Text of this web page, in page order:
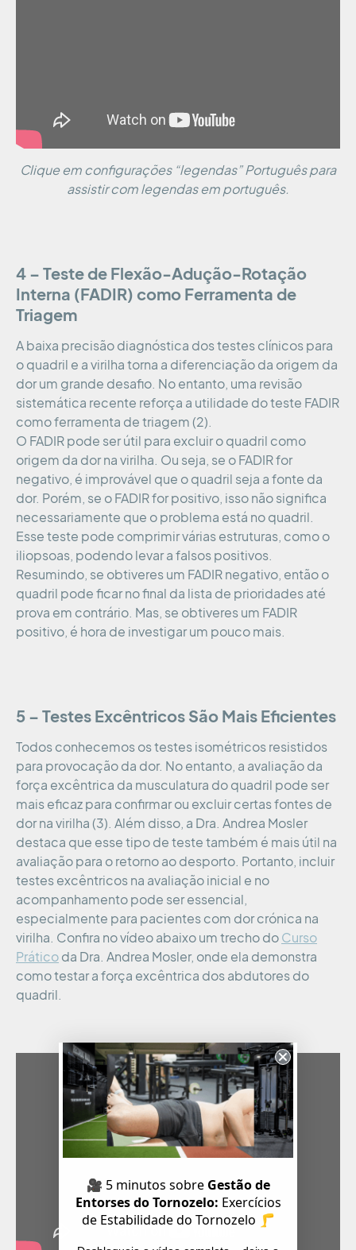
Clique em configurações “legendas” Português para
assistir com legendas em português.
4 – Teste de Flexão-Adução-Rotação
Interna (FADIR) como Ferramenta de
Triagem
A baixa precisão diagnóstica dos testes clínicos para
o quadril e a virilha torna a diferenciação da origem da
dor um grande desafio. No entanto, uma revisão
sistemática recente reforça a utilidade do teste FADIR
como ferramenta de triagem (2).
O FADIR pode ser útil para excluir o quadril como
origem da dor na virilha. Ou seja, se o FADIR for
negativo, é improvável que o quadril seja a fonte da
dor. Porém, se o FADIR for positivo, isso não significa
necessariamente que o problema está no quadril.
Esse teste pode comprimir várias estruturas, como o
iliopsoas, podendo levar a falsos positivos.
Resumindo, se obtiveres um FADIR negativo, então o
quadril pode ficar no final da lista de prioridades até
prova em contrário. Mas, se obtiveres um FADIR
positivo, é hora de investigar um pouco mais.
5 – Testes Excêntricos São Mais Eficientes
Todos conhecemos os testes isométricos resistidos
para provocação da dor. No entanto, a avaliação da
força excêntrica da musculatura do quadril pode ser
mais eficaz para confirmar ou excluir certas fontes de
dor na virilha (3). Além disso, a Dra. Andrea Mosler
destaca que esse tipo de teste também é mais útil na
avaliação para o retorno ao desporto. Portanto, incluir
testes excêntricos na avaliação inicial e no
acompanhamento pode ser essencial,
especialmente para pacientes com dor crónica na
virilha. Confira no vídeo abaixo um trecho do Curso
Prático da Dra. Andrea Mosler, onde ela demonstra
como testar a força excêntrica dos abdutores do
quadril.
🎥 5 minutos sobre Gestão de
Entorses do Tornozelo: Exercícios
de Estabilidade do Tornozelo 🦵